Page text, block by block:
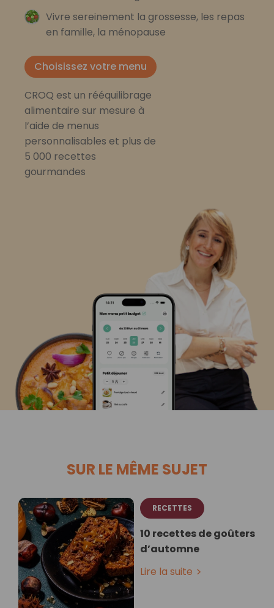
Vivre sereinement la grossesse, les repas
en famille, la ménopause
Choisissez votre menu
CROQ est un rééquilibrage
alimentaire sur mesure à
l’aide de menus
personnalisables et plus de
5 000 recettes
gourmandes
SUR LE MÊME SUJET
RECETTES
10 recettes de goûters
d’automne
Lire la suite